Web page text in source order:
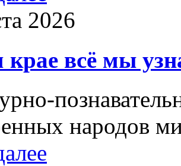
2026
крае всё мы
народов